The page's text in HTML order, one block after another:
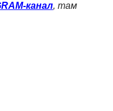
канал, там